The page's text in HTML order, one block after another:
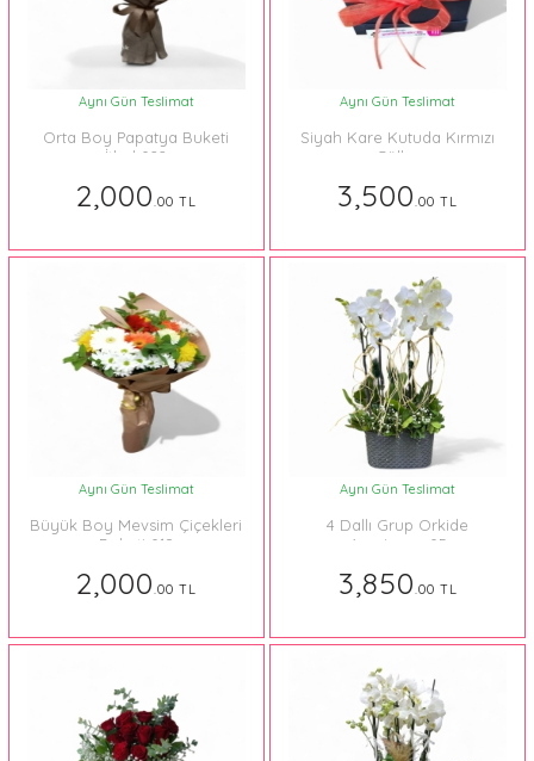
Aynı Gün Teslimat
Orta Boy Papatya Buketi
İthal 022
2,000.00 TL
Aynı Gün Teslimat
Siyah Kare Kutuda Kırmızı
Güller
3,500.00 TL
Aynı Gün Teslimat
Büyük Boy Mevsim Çiçekleri
Buketi 018
2,000.00 TL
Aynı Gün Teslimat
4 Dallı Grup Orkide
Aranjmanı 05
3,850.00 TL